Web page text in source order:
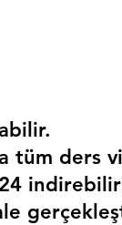
tüm ders